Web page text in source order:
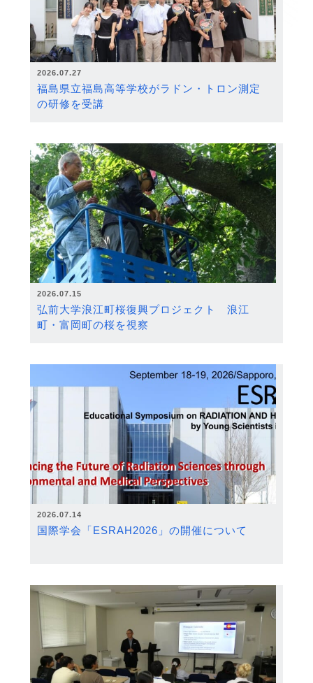
2026.07.27
福島県立福島高等学校がラドン・トロン測定
の研修を受講
2026.07.15
弘前大学浪江町桜復興プロジェクト 浪江
町・富岡町の桜を視察
2026.07.14
国際学会「ESRAH2026」の開催について